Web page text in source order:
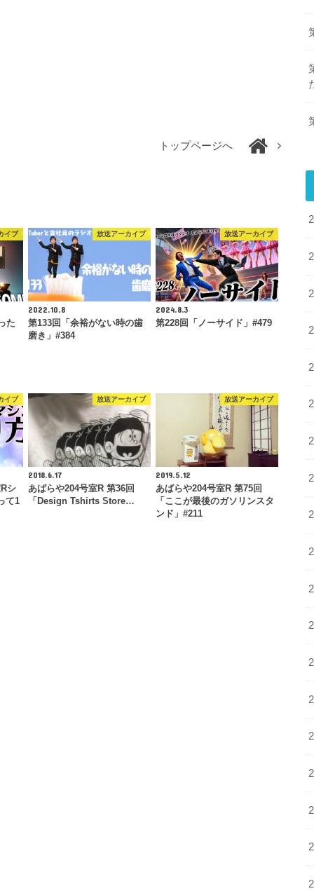
トップページへ
イブ
た
放送アーカイブ
2022.10.8
第133回「余裕がない時の歯
磨き」#384
放送アーカイブ
2024.8.3
第228回「ノーサイド」#479
イブ
シ
て1
放送アーカイブ
2018.6.17
あばらや204号室R 第36回
「Design Tshirts Store…
放送アーカイブ
2019.5.12
あばらや204号室R 第75回
「ここが最後のガソリンスタ
ンド」#211